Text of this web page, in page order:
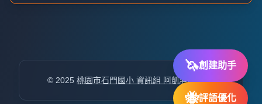
© 2025 桃園市石門國小 資訊組 阿凱老師設計
🦄創建助手
🐝評語優化